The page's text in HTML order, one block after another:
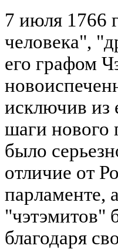
7 июля 1766
человека",
его графом
исключив из
шаги нового
было
отличие от
парламенте,
"чэтэмитов"
благодаря